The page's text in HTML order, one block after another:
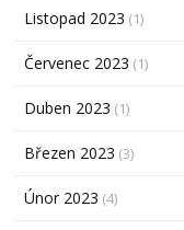
Listopad 2023 (1)
Červenec 2023 (1)
Duben 2023 (1)
Březen 2023 (3)
Únor 2023 (4)